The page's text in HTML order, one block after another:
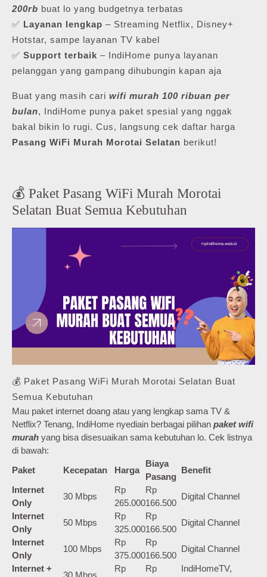
200rb buat lo yang budgetnya terbatas
✅ Layanan lengkap – Streaming Netflix, Disney+
Hotstar, sampe layanan TV kabel
✅ Support terbaik – IndiHome punya layanan
pelanggan yang gampang dihubungin kapan aja
Buat yang masih cari wifi murah 100 ribuan per
bulan, IndiHome punya paket spesial yang nggak
bakal bikin lo rugi. Cus, langsung cek daftar harga
Pasang WiFi Murah Morotai Selatan berikut!
💰 Paket Pasang WiFi Murah Morotai
Selatan Buat Semua Kebutuhan
💰 Paket Pasang WiFi Murah Morotai Selatan Buat
Semua Kebutuhan
Mau paket internet doang atau yang lengkap sama TV &
Netflix? Tenang, IndiHome nyediain berbagai pilihan paket wifi
murah yang bisa disesuaikan sama kebutuhan lo. Cek listnya
di bawah:
Paket
Kecepatan Harga
Biaya
Pasang
Benefit
Internet
Only
30 Mbps
Rp
265.000
Rp
166.500
Digital Channel
Internet
Only
50 Mbps
Rp
325.000
Rp
166.500
Digital Channel
Internet
Only
100 Mbps
Rp
375.000
Rp
166.500
Digital Channel
Internet +
30 Mbps
Rp
Rp
IndiHomeTV,